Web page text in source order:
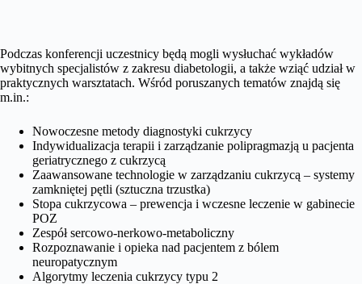
Podczas konferencji uczestnicy będą mogli wysłuchać wykładów
wybitnych specjalistów z zakresu diabetologii, a także wziąć udział w
praktycznych warsztatach. Wśród poruszanych tematów znajdą się
m.in.:
Nowoczesne metody diagnostyki cukrzycy
Indywidualizacja terapii i zarządzanie polipragmazją u pacjenta
geriatrycznego z cukrzycą
Zaawansowane technologie w zarządzaniu cukrzycą – systemy
zamkniętej pętli (sztuczna trzustka)
Stopa cukrzycowa – prewencja i wczesne leczenie w gabinecie
POZ
Zespół sercowo-nerkowo-metaboliczny
Rozpoznawanie i opieka nad pacjentem z bólem
neuropatycznym
Algorytmy leczenia cukrzycy typu 2